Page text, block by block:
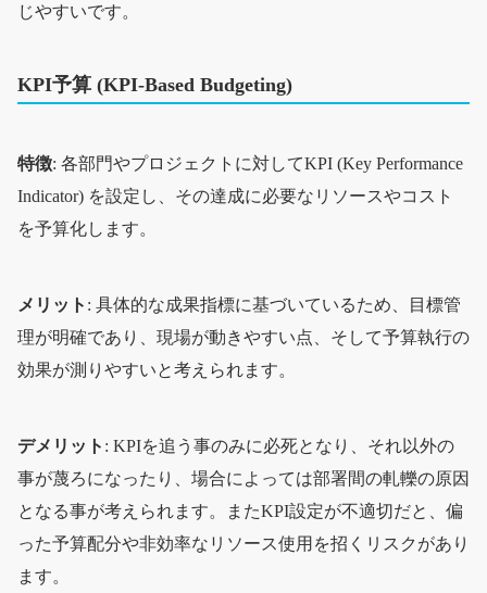
じやすいです。
KPI予算 (KPI-Based Budgeting)
特徴: 各部門やプロジェクトに対してKPI (Key Performance
Indicator) を設定し、その達成に必要なリソースやコスト
を予算化します。
メリット : 具体的な成果指標に基づいているため、目標管
理が明確であり、現場が動きやすい点、そして予算執行の
効果が測りやすいと考えられます。
デメリット : KPIを追う事のみに必死となり、それ以外の
事が蔑ろになったり、場合によっては部署間の軋轢の原因
となる事が考えられます。またKPI設定が不適切だと、偏
った予算配分や非効率なリソース使用を招くリスクがあり
ます。